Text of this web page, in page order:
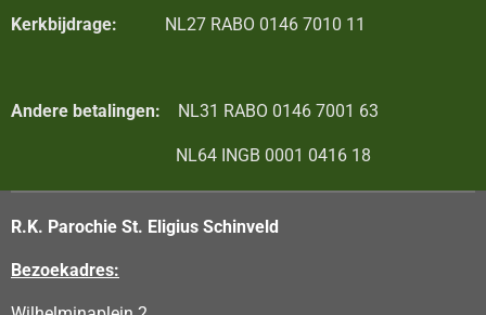
Kerkbijdrage: NL27 RABO 0146 7010 11
Andere betalingen: NL31 RABO 0146 7001 63
NL64 INGB 0001 0416 18
R.K. Parochie St. Eligius Schinveld
Bezoekadres: